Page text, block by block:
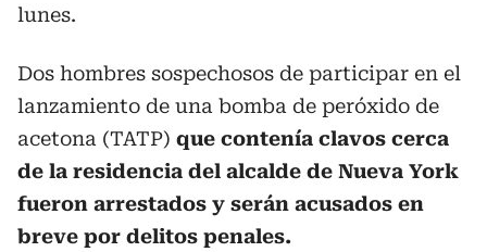
lunes.
Dos hombres sospechosos de participar en el
lanzamiento de una bomba de peróxido de
acetona (TATP) que contenía clavos cerca
de la residencia del alcalde de Nueva York
fueron arrestados y serán acusados en
breve por delitos penales.